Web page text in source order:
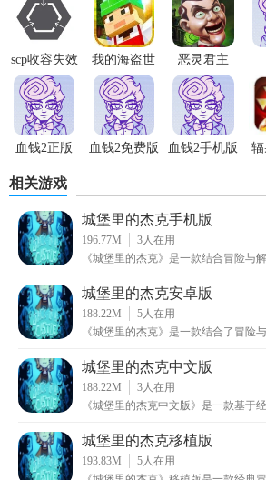
【城堡里的杰克技巧】
1. 观察环境：细心观察周围环境，利
题。
2. 合理搭配技能：根据敌人类型和地
能组合进行战斗。
远程威胁。
4. 利用道具：游戏中获得的道具各有妙
险为夷。
5. 保存进度：定期保存游戏进度，以防
【城堡里的杰克点评】
《城堡里的杰克》以其精美的画面、引
挑战性的游戏体验，为玩家打造了一场
论是解谜爱好者还是动作游戏粉丝，都
乐趣。它不仅仅是一款游戏，更是一次
牲的传奇旅程。
scp收容失效
3d手机版
我的海盗世
界
恶灵君主
血钱2正版 血钱2免费版 血钱2手机版 辐
相关游戏
城堡里的杰克手机版
196.77M 3人在用
《城堡里的杰克》是一款结合冒险与
城堡里的杰克安卓版
188.22M 5人在用
《城堡里的杰克》是一款结合了冒险
城堡里的杰克中文版
188.22M 3人在用
《城堡里的杰克中文版》是一款基于
城堡里的杰克移植版
193.83M 5人在用